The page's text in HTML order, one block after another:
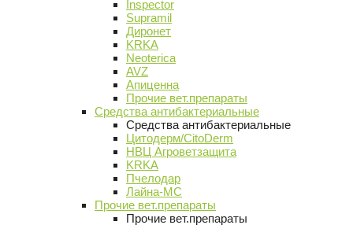
Inspector
Supramil
Диронет
KRKA
Neoterica
AVZ
Апиценна
Прочие вет.препараты
Средства антибактериальные
Средства антибактериальные
Цитодерм/CitoDerm
НВЦ Агроветзащита
KRKA
Пчелодар
Лайна-МС
Прочие вет.препараты
Прочие вет.препараты